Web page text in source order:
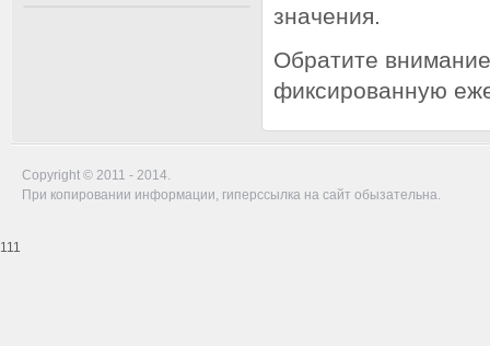
значения.
Обратите
фиксированную
Copyright © 2011 - 2014.
При копировании информации, гиперссылка на сайт обызательна.
111